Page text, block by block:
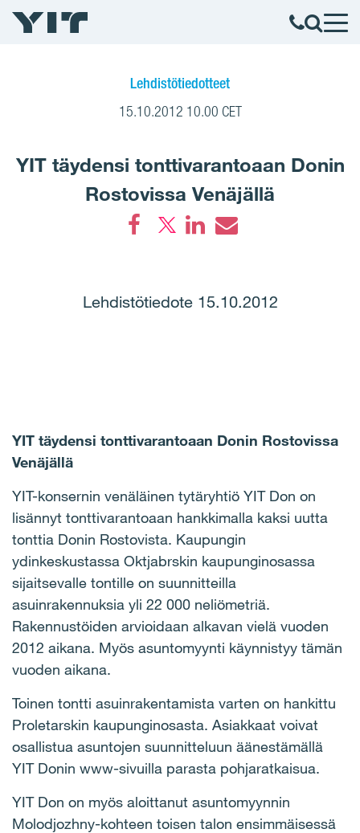
Lehdistötiedotteet
15.10.2012 10.00 CET
YIT täydensi tonttivarantoaan Donin
Rostovissa Venäjällä
Lehdistötiedote 15.10.2012
YIT täydensi tonttivarantoaan Donin Rostovissa
Venäjällä
YIT-konsernin venäläinen tytäryhtiö YIT Don on
lisännyt tonttivarantoaan hankkimalla kaksi uutta
tonttia Donin Rostovista. Kaupungin
ydinkeskustassa Oktjabrskin kaupunginosassa
sijaitsevalle tontille on suunnitteilla
asuinrakennuksia yli 22 000 neliömetriä.
Rakennustöiden arvioidaan alkavan vielä vuoden
2012 aikana. Myös asuntomyynti käynnistyy tämän
vuoden aikana.
Toinen tontti asuinrakentamista varten on hankittu
Proletarskin kaupunginosasta. Asiakkaat voivat
osallistua asuntojen suunnitteluun äänestämällä
YIT Donin www-sivuilla parasta pohjaratkaisua.
YIT Don on myös aloittanut asuntomyynnin
Molodjozhny-kohteen toisen talon ensimmäisessä